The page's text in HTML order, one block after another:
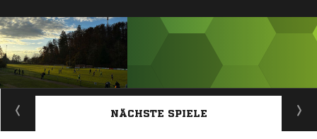
ANZEIGE
NÄCHSTE SPIELE